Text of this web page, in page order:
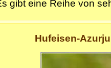
gibt eine Reihe von
Hufeisen-